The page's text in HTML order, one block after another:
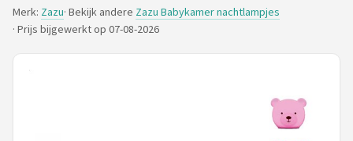
Blog
Slaaptrainers
Merk: Zazu· Bekijk andere Zazu Babykamer nachtlampjes
· Prijs bijgewerkt op 07-08-2026